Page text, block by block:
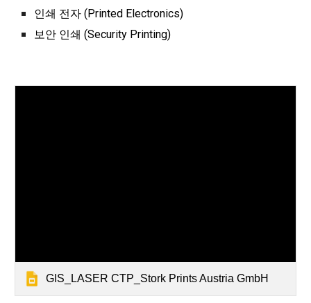
인쇄 전자 (Printed Electronics)
보안 인쇄 (Security Printing)
GIS_LASER CTP_Stork Prints Austria GmbH